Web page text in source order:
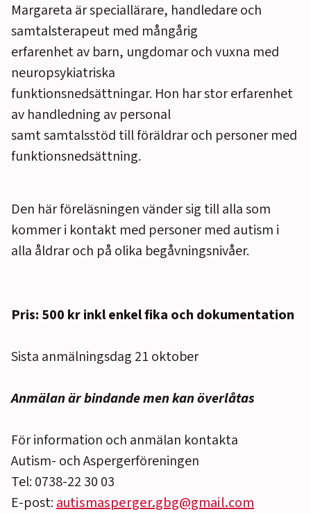
Margareta är speciallärare, handledare och
samtalsterapeut med mångårig
erfarenhet av barn, ungdomar och vuxna med
neuropsykiatriska
funktionsnedsättningar. Hon har stor erfarenhet
av handledning av personal
samt samtalsstöd till föräldrar och personer med
funktionsnedsättning.
Den här föreläsningen vänder sig till alla som
kommer i kontakt med personer med autism i
alla åldrar och på olika begåvningsnivåer.
Pris: 500 kr inkl enkel fika och dokumentation
Sista anmälningsdag 21 oktober
Anmälan är bindande men kan överlåtas
För information och anmälan kontakta
Autism- och Aspergerföreningen
Tel: 0738-22 30 03
E-post:autismasperger.gbg@gmail.com